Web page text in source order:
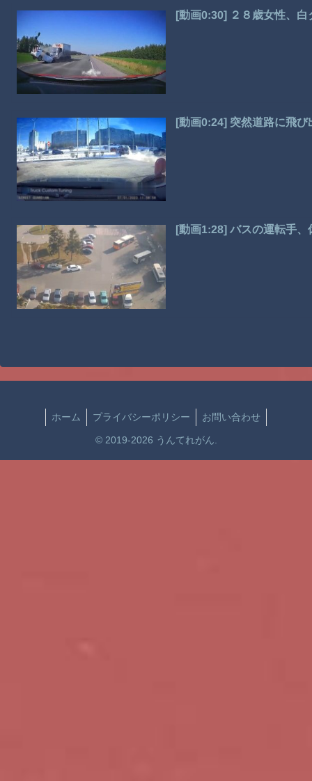
[動画0:30] ２８歳女性、
[動画0:24] 突然道路に飛
[動画1:28] バスの運転手、
ホーム プライバシーポリシー お問い合わせ
© 2019-2026 うんてれがん.